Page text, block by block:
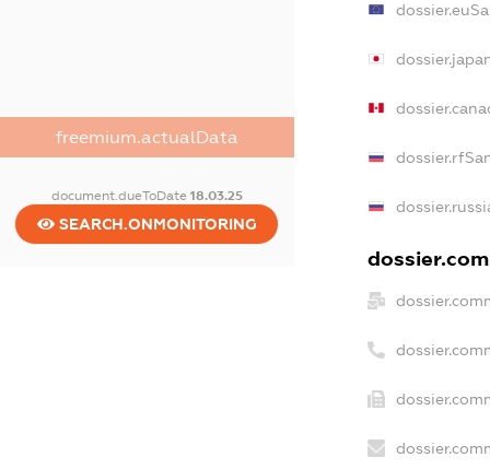
freemium.actualData
document.dueToDate 18.03.25
SEARCH.ONMONITORING